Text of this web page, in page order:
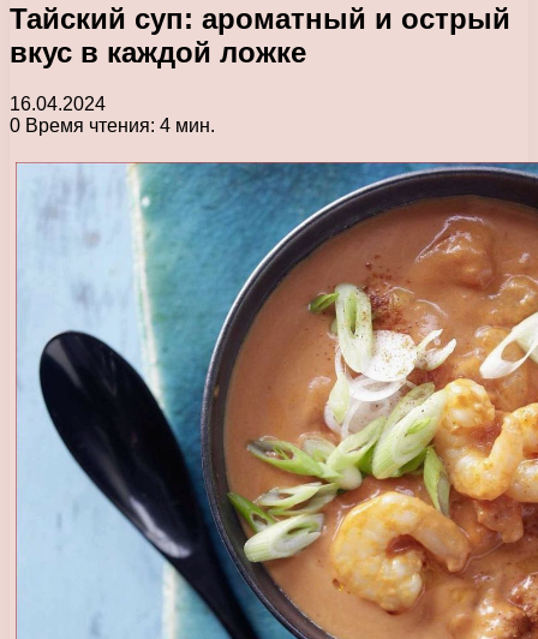
Тайский суп: ароматный и острый
вкус в каждой ложке
16.04.2024
0 Время чтения: 4 мин.